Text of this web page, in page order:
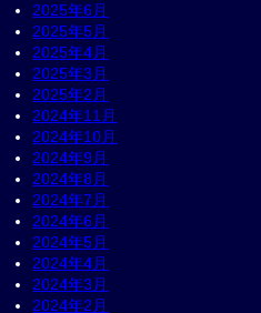
2025年6月
2025年5月
2025年4月
2025年3月
2025年2月
2024年11月
2024年10月
2024年9月
2024年8月
2024年7月
2024年6月
2024年5月
2024年4月
2024年3月
2024年2月